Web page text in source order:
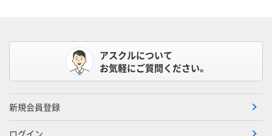
アスクルについて
お気軽にご質問ください。
新規会員登録
ログイン